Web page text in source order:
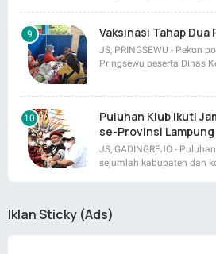
Vaksinasi Tahap Dua
JS, PRINGSEWU - Pekon
Pringsewu beserta Dinas
Puluhan Klub Ikuti
se-Provinsi
JS, GADINGREJO -
sejumlah kabupaten dan
Iklan Sticky (Ads)